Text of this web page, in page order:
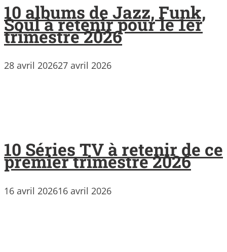
10 albums de Jazz, Funk,
Soul à retenir pour le 1er
trimestre 2026
28 avril 202627 avril 2026
10 Séries TV à retenir de ce
premier trimestre 2026
16 avril 202616 avril 2026